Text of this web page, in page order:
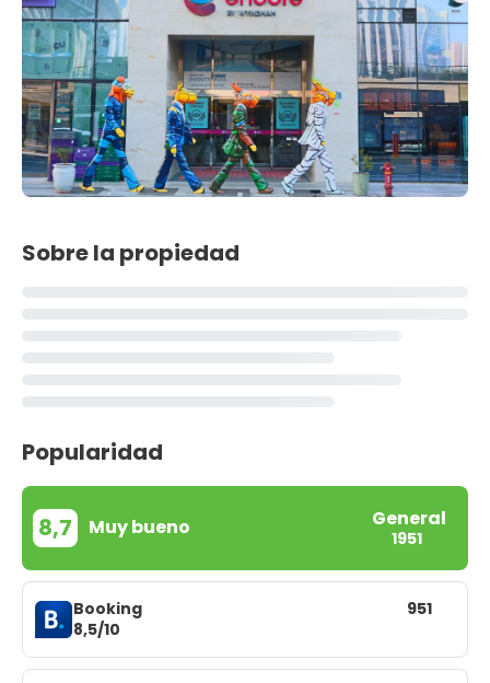
Sobre la propiedad
Popularidad
8,7 Muy bueno General
1951
Booking
8,5/10
951